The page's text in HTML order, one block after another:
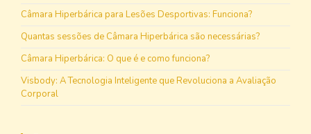
Câmara Hiperbárica para Lesões Desportivas: Funciona?
Quantas sessões de Câmara Hiperbárica são necessárias?
Câmara Hiperbárica: O que é e como funciona?
Visbody: A Tecnologia Inteligente que Revoluciona a Avaliação
Corporal